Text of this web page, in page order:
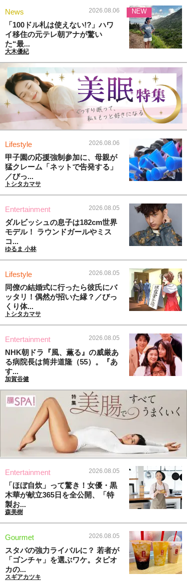
News 2026.08.06
「100ドル札は使えない!?」ハワ
イ移住の元テレ朝アナが驚い
た“最...
大木優紀
NEW
Lifestyle 2026.08.06
甲子園の応援強制参加に、母親が
猛クレーム「ネットで告発する」
／びっ...
トシタカマサ
Entertainment 2026.08.05
ダルビッシュの息子は182cm世界
モデル！ ラウンドガールやミス
コ...
ゆるま 小林
Lifestyle 2026.08.05
同僚の結婚式に行ったら彼氏にバ
ッタリ！偶然が招いた縁？／びっ
くり体...
トシタカマサ
Entertainment 2026.08.05
NHK朝ドラ『風、薫る』の威厳あ
る病院長は筒井道隆（55）。『あ
す...
加賀谷健
Entertainment 2026.08.05
「ほぼ自炊」って驚き！女優・黒
木華が献立365日を全公開、「特
製お...
森美樹
Gourmet 2026.08.05
スタバの強力ライバルに？ 若者が
「ゴンチャ」を選ぶワケ。タピオ
カの...
スギアカツキ